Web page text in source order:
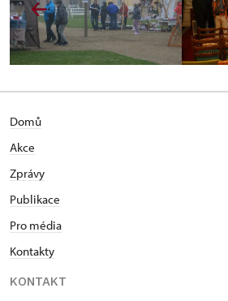
Domů
Akce
Zprávy
Publikace
Pro média
Kontakty
KONTAKT